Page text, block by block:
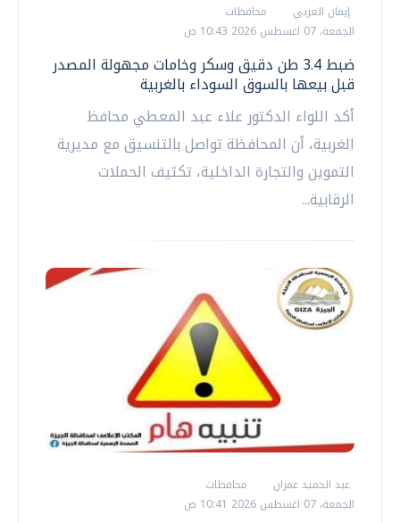
إيمان العربي
محافظات
الجمعة، 07 اغسطس 2026 10:43 ص
ضبط 3.4 طن دقيق وسكر وخامات مجهولة المصدر
قبل بيعها بالسوق السوداء بالغربية
أكد اللواء الدكتور علاء عبد المعطي محافظ
الغربية، أن المحافظة تواصل بالتنسيق مع مديرية
التموين والتجارة الداخلية، تكثيف الحملات
الرقابية...
عبد الحميد عمران
محافظات
الجمعة، 07 اغسطس 2026 10:41 ص